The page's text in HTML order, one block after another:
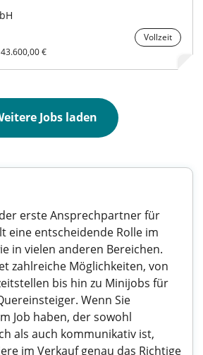
Vollzeit
€
Jobs laden
erste Ansprechpartner für
eine entscheidende Rolle im
in vielen anderen Bereichen.
zahlreiche Möglichkeiten, von
bis hin zu Minijobs für
Wenn Sie
Job haben, der sowohl
als auch kommunikativ ist,
im Verkauf genau das Richtige